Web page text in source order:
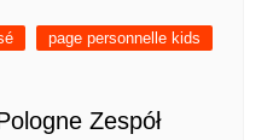
page personnelle kids
Zespół